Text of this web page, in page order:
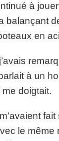
à
balançant
en
à un
doigtait.
fait
le même